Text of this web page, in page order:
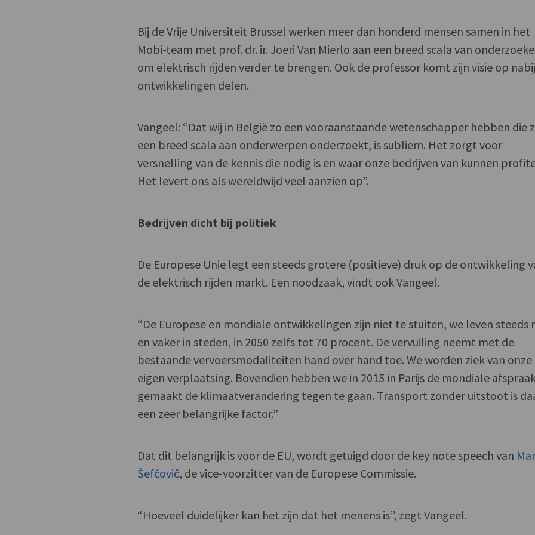
Bij de Vrije Universiteit Brussel werken meer dan honderd mensen samen in het
Mobi-team met prof. dr. ir. Joeri Van Mierlo aan een breed scala van
om elektrisch rijden verder te brengen. Ook de professor komt zijn visie op
ontwikkelingen delen.
Vangeel: “Dat wij in België zo een vooraanstaande wetenschapper hebben die
een breed scala aan onderwerpen onderzoekt, is subliem. Het zorgt voor
versnelling van de kennis die nodig is en waar onze bedrijven van kunnen
Het levert ons als wereldwijd veel aanzien op”.
Bedrijven dicht bij politiek
De Europese Unie legt een steeds grotere (positieve) druk op de ontwikkeling
de elektrisch rijden markt. Een noodzaak, vindt ook Vangeel.
“De Europese en mondiale ontwikkelingen zijn niet te stuiten, we leven steeds
en vaker in steden, in 2050 zelfs tot 70 procent. De vervuiling neemt met de
bestaande vervoersmodaliteiten hand over hand toe. We worden ziek van onze
eigen verplaatsing. Bovendien hebben we in 2015 in Parijs de mondiale
gemaakt de klimaatverandering tegen te gaan. Transport zonder uitstoot is
een zeer belangrijke factor.”
Dat dit belangrijk is voor de EU, wordt getuigd door de key note speech van
Šefčovič, de vice-voorzitter van de Europese Commissie.
“Hoeveel duidelijker kan het zijn dat het menens is”, zegt Vangeel.